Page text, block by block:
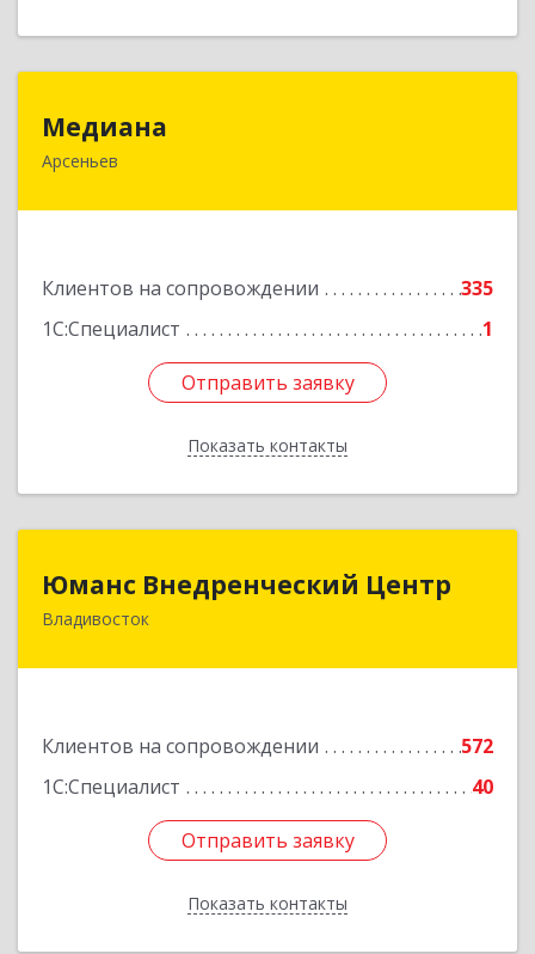
Медиана
Арсеньев
Клиентов на сопровождении
335
1С:Специалист
1
Отправить заявку
Показать контакты
Отправить заявку
Назад
Юманс Внедренческий Центр
Владивосток
Клиентов на сопровождении
572
1С:Специалист
40
Отправить заявку
Показать контакты
Юманс Внедренческий Центр
690014, Приморский край, Владивосток г,
Отправить заявку
Назад